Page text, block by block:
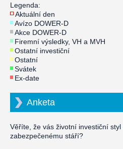
Legenda:
Aktuální den
Avízo DOWER-D
Akce DOWER-D
Firemní výsledky, VH a MVH
Ostatní investiční
Ostatní
Svátek
Ex-date
Anketa
Věříte, že vás životní investiční
zabezpečenému stáří?